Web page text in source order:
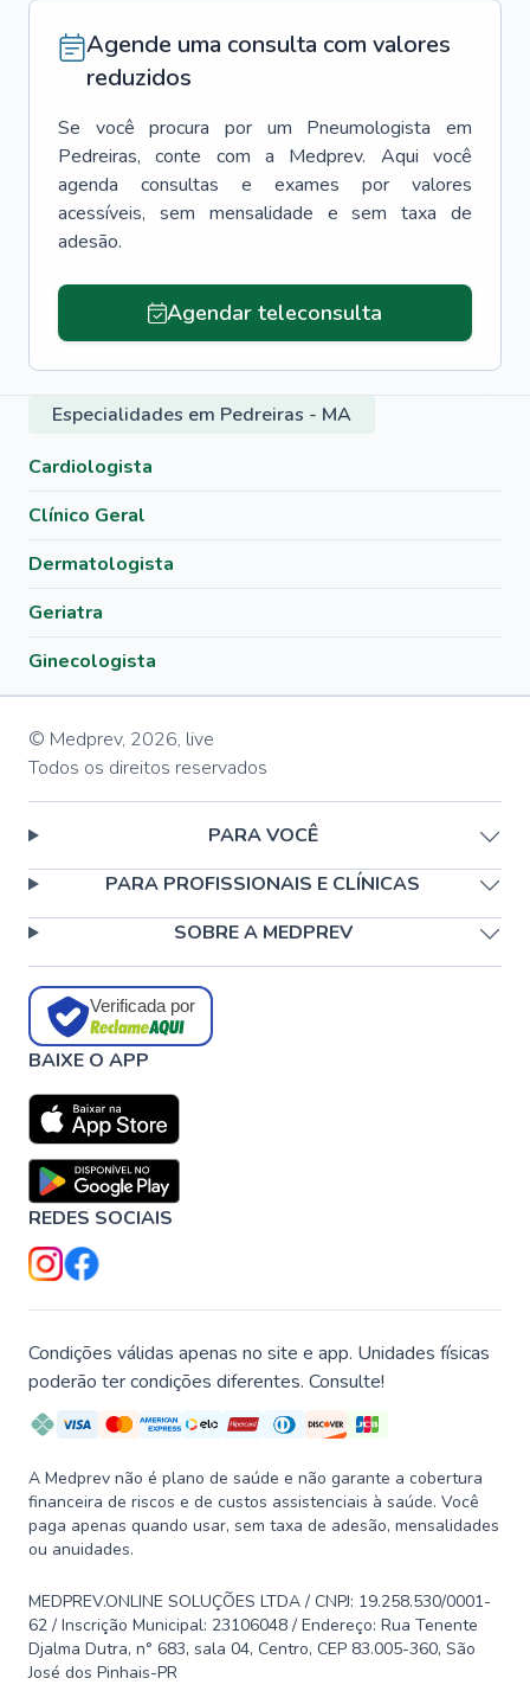
Agende uma consulta com valores
reduzidos
Se você procura por um Pneumologista
em
Pedreiras, conte com a Medprev. Aqui você
agenda consultas e exames por valores
acessíveis, sem mensalidade e sem taxa de
adesão.
Agendar teleconsulta
Especialidades em Pedreiras - MA
Cardiologista
Clínico Geral
Dermatologista
Geriatra
Ginecologista
© Medprev, 2026, live
Todos os direitos reservados
PARA VOCÊ
PARA PROFISSIONAIS E CLÍNICAS
SOBRE A MEDPREV
Verificada por
BAIXE O APP
REDES SOCIAIS
Condições válidas apenas no site e app. Unidades físicas
poderão ter condições diferentes. Consulte!
A Medprev não é plano de saúde e não garante a cobertura
financeira de riscos e de custos assistenciais à saúde. Você
paga apenas quando usar, sem taxa de adesão, mensalidades
ou anuidades.
MEDPREV.ONLINE SOLUÇÕES LTDA / CNPJ: 19.258.530/0001-
62 / Inscrição Municipal: 23106048 / Endereço: Rua Tenente
Djalma Dutra, n° 683, sala 04, Centro, CEP 83.005-360, São
José dos Pinhais-PR